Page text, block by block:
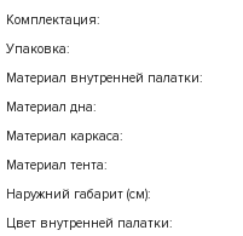
Комплектация:
Упаковка:
Материал внутренней палатки:
Материал дна:
Материал каркаса:
Материал тента:
Наружний габарит (см):
Цвет внутренней палатки: